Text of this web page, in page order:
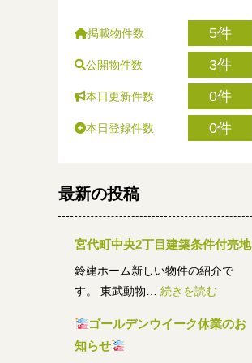
掲載物件数 5件
公開物件数 3件
本日更新件数 0件
本日登録件数 0件
最新の投稿
宮代町中央2丁目建築条件付売地
鈴建ホーム新しい物件の紹介で
す。 東武動物… 続きを読む:
代
ゴールデンウイーク休業のお
知らせ